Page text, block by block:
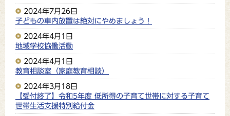
2024年7月26日
子どもの車内放置は絶対にやめましょう！
2024年4月1日
地域学校協働活動
2024年4月1日
教育相談室（家庭教育相談）
2024年3月18日
【受付終了】令和5年度 低所得の子育て世帯に対する子育て
世帯生活支援特別給付金